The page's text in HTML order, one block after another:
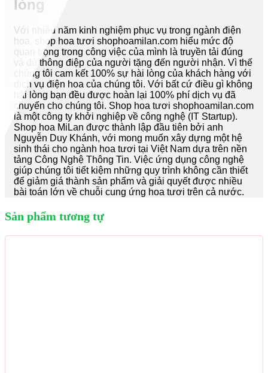
lòng
Với nhiều năm kinh nghiệm phục vụ trong ngành điện
hoa, shop hoa tươi shophoamilan.com hiểu mức độ
quan trọng trong công việc của mình là truyền tải đúng
và đủ thông điệp của người tặng đến người nhận. Vì thế
chúng tôi cam kết 100% sự hài lòng của khách hàng với
dịch vụ điện hoa của chúng tôi. Với bất cứ điều gì không
hài lòng bạn đều được hoàn lại 100% phí dịch vụ đã
chuyển cho chúng tôi. Shop hoa tươi shophoamilan.com
là một công ty khởi nghiệp về công nghệ (IT Startup).
Shop hoa MiLan được thành lập đầu tiên bởi anh
Nguyễn Duy Khánh, với mong muốn xây dựng một hệ
sinh thái cho ngành hoa tươi tại Việt Nam dựa trên nền
tảng Công Nghệ Thông Tin. Việc ứng dụng công nghệ
giúp chúng tôi tiết kiệm những quy trình không cần thiết
để giảm giá thành sản phẩm và giải quyết được nhiều
bài toán lớn về chuỗi cung ứng hoa tươi trên cả nước.
Sản phẩm tương tự